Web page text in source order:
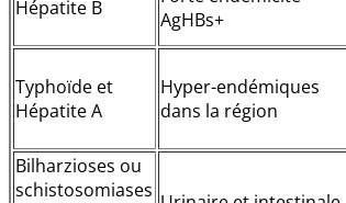
Hépatite B
AgHBs+
Typhoïde et
Hépatite A
Hyper-endémiques
dans la région
Bilharzioses ou
schistosomiases